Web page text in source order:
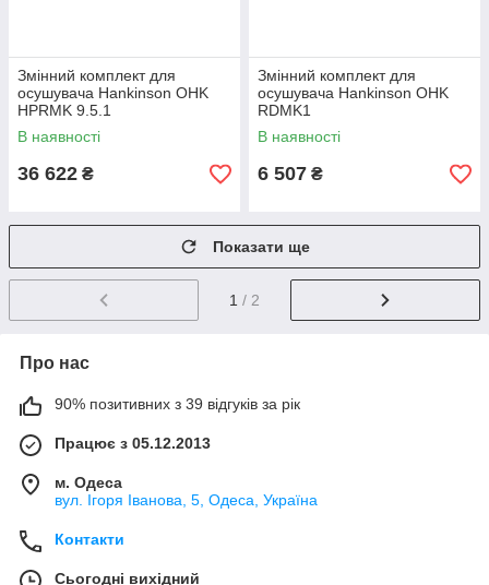
Змінний комплект для
осушувача Hankinson OHK
HPRMK 9.5.1
В наявності
36 622 ₴
Змінний комплект для
осушувача Hankinson OHK
RDMK1
В наявності
6 507 ₴
Показати ще
1 / 2
Про нас
90% позитивних з 39 відгуків за рік
Працює з 05.12.2013
м. Одеса
вул. Ігоря Іванова, 5, Одеса, Україна
Контакти
Сьогодні вихідний